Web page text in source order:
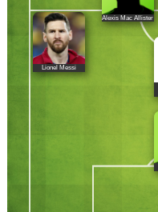
Alexis Mac Allister
Lionel Messi